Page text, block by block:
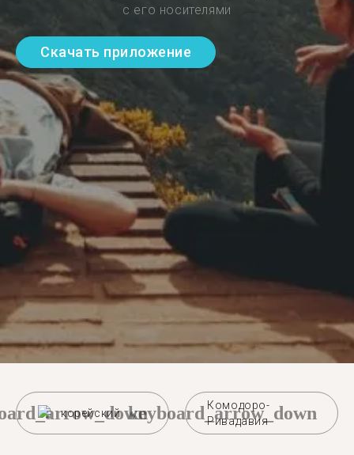
с его носителями
Скачать приложение
корейский
Комодоро-
Ривадавия
keyboard_arrow_down